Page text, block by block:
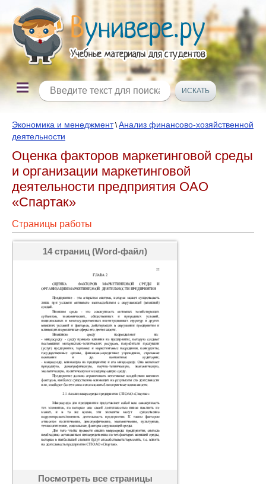
Экономика и менеджмент\Анализ финансово-хозяйственной
деятельности
Оценка факторов маркетинговой среды
и организации маркетинговой
деятельности предприятия ОАО
«Спартак»
Страницы работы
14 страниц (Word-файл)
Посмотреть все страницы